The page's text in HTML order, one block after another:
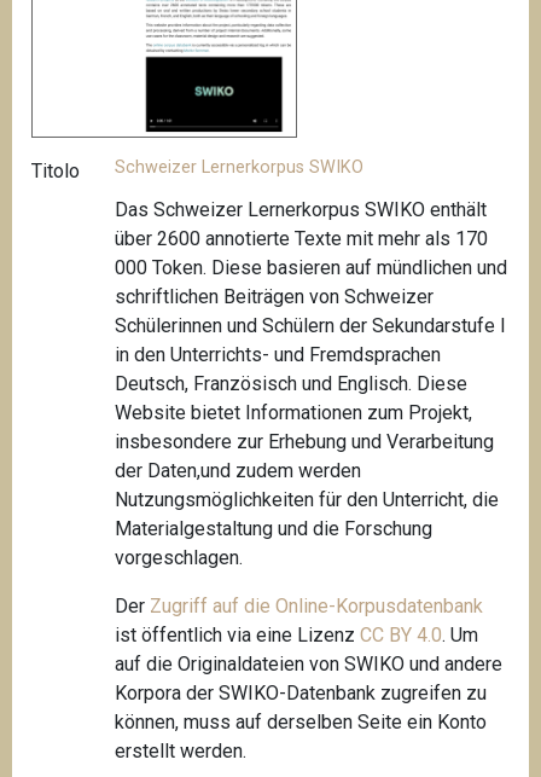
Titolo Schweizer Lernerkorpus SWIKO
Das Schweizer Lernerkorpus SWIKO enthält
über 2600 annotierte Texte mit mehr als 170
000 Token. Diese basieren auf mündlichen und
schriftlichen Beiträgen von Schweizer
Schülerinnen und Schülern der Sekundarstufe I
in den Unterrichts- und Fremdsprachen
Deutsch, Französisch und Englisch. Diese
Website bietet Informationen zum Projekt,
insbesondere zur Erhebung und Verarbeitung
der Daten,und zudem werden
Nutzungsmöglichkeiten für den Unterricht, die
Materialgestaltung und die Forschung
vorgeschlagen.
Der Zugriff auf die Online-Korpusdatenbank
ist öffentlich via eine LizenzCC BY 4.0. Um
auf die Originaldateien von SWIKO und andere
Korpora der SWIKO-Datenbank zugreifen zu
können, muss auf derselben Seite ein Konto
erstellt werden.